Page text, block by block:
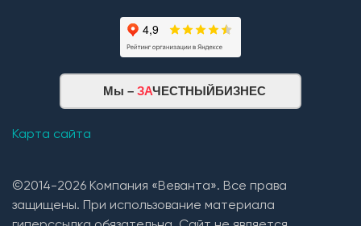
Мы – ЗАЧЕСТНЫЙБИЗНЕС
Карта сайта
©2014-2026 Компания «Веванта». Все права
защищены. При использование материала